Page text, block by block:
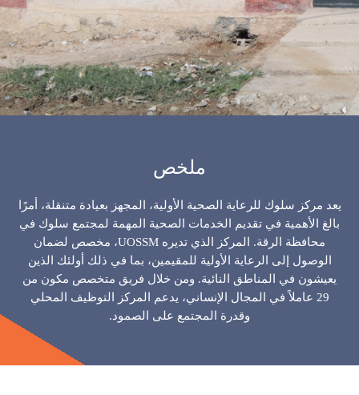
ملخص
يعد مركز سلوك للرعاية الصحية الأولية، المجهز بعيادة متنقلة، أمرًا
بالغ الأهمية في تقديم الخدمات الصحية المهمة لمجتمع سلوك في
محافظة الرقة. المركز الذي تديره UOSSM، مخصص لضمان
الوصول إلى الرعاية الأولية للمقيمين، بما في ذلك أولئك الذين
يعيشون في المناطق النائية. ومن خلال فريق متخصص مكون من
29 عاملاً في المجال الإنساني، يدعم المركز التوظيف المحلي
وقدرة المجتمع على الصمود.